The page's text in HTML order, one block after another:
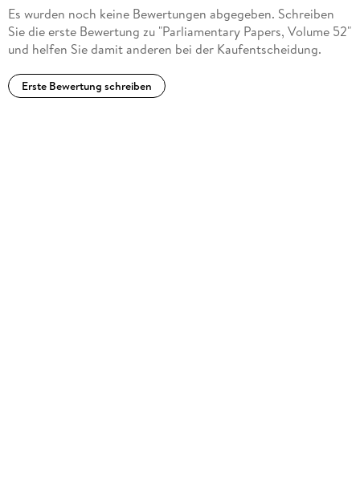
Es wurden noch keine Bewertungen abgegeben. Schreiben
Sie die erste Bewertung zu "Parliamentary Papers, Volume 52"
und helfen Sie damit anderen bei der Kaufentscheidung.
Erste Bewertung schreiben